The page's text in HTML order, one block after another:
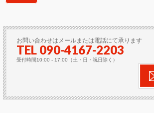
お問い合わせはメールまたは電話にて承ります
TEL 090-4167-2203
受付時間10:00 - 17:00（土・日・祝日除く）